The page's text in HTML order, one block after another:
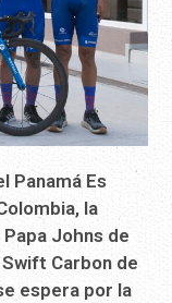
Panamá Es
la
Johns de
Carbon de
espera por la